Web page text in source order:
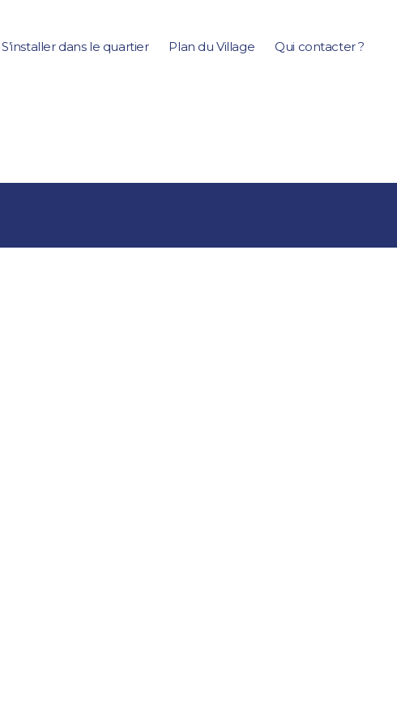
S’installer dans le quartier Plan du Village Qui contacter ?